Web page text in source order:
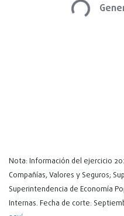
Nota: Información del ejercicio
Compañías, Valores y Seguros;
Superintendencia de Economía
Internas. Fecha de corte: